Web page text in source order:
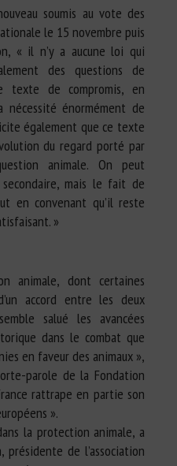
soumis au vote des
le 15 novembre puis
« il n’y a aucune loi qui
des questions de
texte de compromis, en
énormément de
également que ce texte
du regard porté par
animale. On peut
mais le fait de
en convenant qu’il reste
»
animale, dont certaines
accord entre les deux
salué les avancées
dans le combat que
en faveur des animaux »,
parole de la Fondation
rattrape en partie son
».
la protection animale, a
présidente de l’association